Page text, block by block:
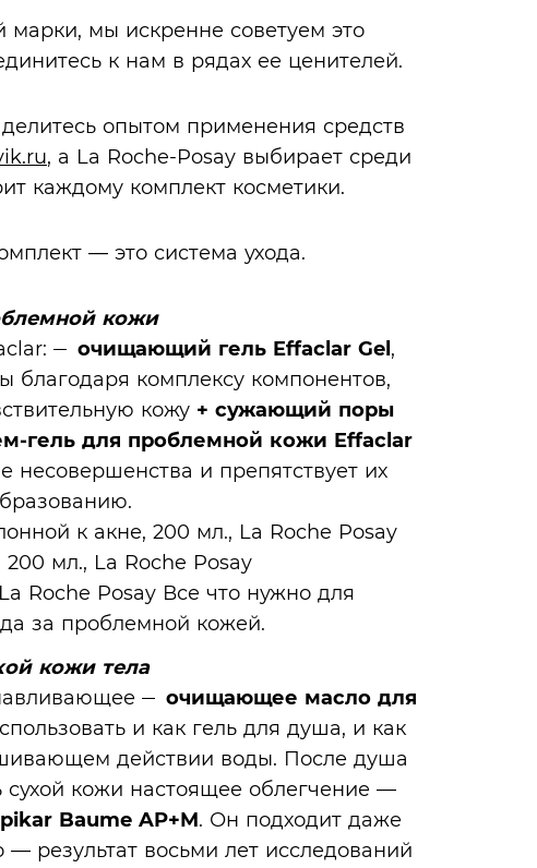
мы искренне советуем это
к нам в рядах ее ценителей.
опытом применения средств
, а La Roche-Posay выбирает среди
каждому комплект косметики.
— это система ухода.
кожи
очищающий гель Effaclar Gel ,
комплексу компонентов,
кожу + сужающий поры
гель для проблемной кожи Effaclar
и препятствует их
Все что нужно для
за проблемной кожей.
кожи тела
очищающее масло для
и как гель для душа, и как
действии воды. После душа
сухой кожи настоящее облегчение —
Baume AP+M. Он подходит даже
результат восьми лет исследований